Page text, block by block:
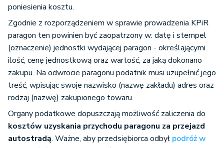
poniesienia kosztu.
Zgodnie z rozporządzeniem w sprawie prowadzenia KPiR
paragon ten powinien być zaopatrzony w: datę i stempel
(oznaczenie) jednostki wydającej paragon - określającymi
ilość, cenę jednostkową oraz wartość, za jaką dokonano
zakupu. Na odwrocie paragonu podatnik musi uzupełnić jego
treść, wpisując swoje nazwisko (nazwę zakładu) adres oraz
rodzaj (nazwę) zakupionego towaru.
Organy podatkowe dopuszczają możliwość zaliczenia do
kosztów uzyskania przychodu paragonu za przejazd
autostradą. Ważne, aby przedsiębiorca odbył podróż w